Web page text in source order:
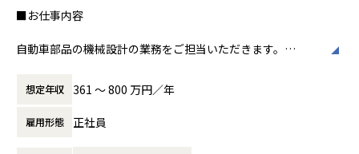
■お仕事内容
自動車部品の機械設計の業務をご担当いただきます。
自動車のあらゆる部品および相関性を理解し、幅広い知識と
経験を身に着けることができます。
また、モデリング研修もありますので業務内でスキル習得が
可能です。
想定年収 361 〜 800 万円／年
雇用形態 正社員